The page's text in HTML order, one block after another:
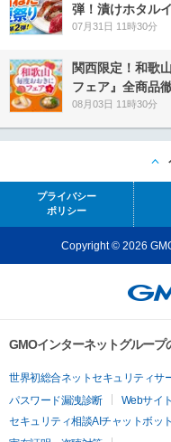
弾！漬けホタル
07月31日 11時30分
関西限定！和歌
フェア』全商品
08月03日 11時30分
プライバシー
ポリシー
Copyright © 2026
GMOインターネットグルー
世界初総合ネットセキュリティサ
パスワード漏洩診断
Webサイ
セキュリティ相談AIチャットボット